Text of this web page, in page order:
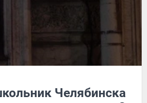
Челябинска